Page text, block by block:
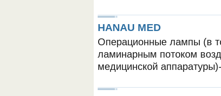
HANAU MED
Операционные лампы (в
ламинарным потоком
медицинской